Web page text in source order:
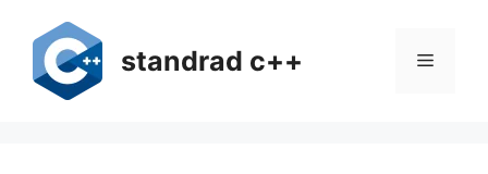
standrad c++ 菜